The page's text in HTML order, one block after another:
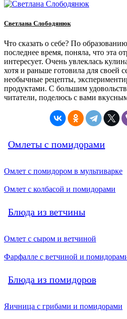
Светлана Слободянюк
Что сказать о себе? По
последнее время, поняла, что эта
интересует. Очень увлеклась
хотя и раньше готовила для
необычные рецепты,
продуктами. С большим
читатели, поделюсь с вами
Омлеты с помидорами
Омлет с помидором в мультиварке
Омлет с колбасой и помидорами
Блюда из ветчины
Омлет с сыром и ветчиной
Фарфалле с ветчиной и
Блюда из помидоров
Яичница с грибами и помидорами